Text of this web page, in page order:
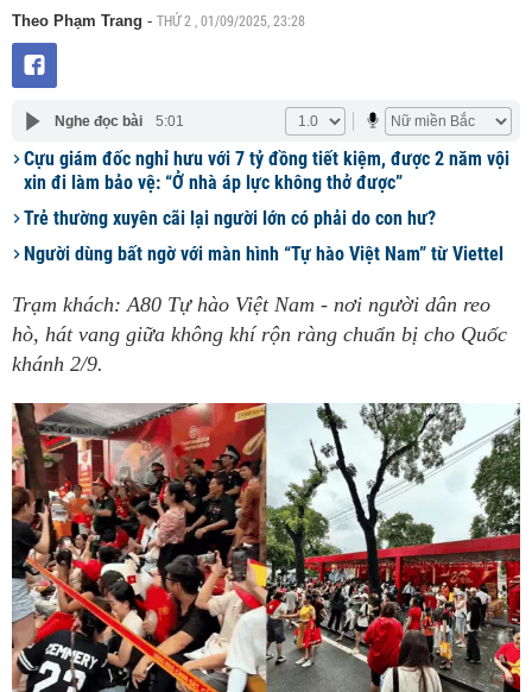
Theo Phạm Trang - THỨ 2 , 01/09/2025, 23:28
Nghe đọc bài 5:01
Cựu giám đốc nghỉ hưu với 7 tỷ đồng tiết kiệm, được 2 năm vội
xin đi làm bảo vệ: “Ở nhà áp lực không thở được”
Trẻ thường xuyên cãi lại người lớn có phải do con hư?
Người dùng bất ngờ với màn hình “Tự hào Việt Nam” từ Viettel
Trạm khách: A80 Tự hào Việt Nam - nơi người dân reo
hò, hát vang giữa không khí rộn ràng chuẩn bị cho Quốc
khánh 2/9.